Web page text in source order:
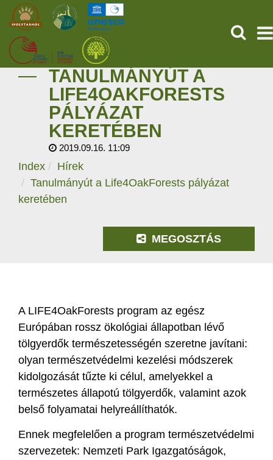
KEZDŐOLDAL
ŐSVILÁGI POMPEJI
SZOLGÁLTATÁSOK
HÍREK
TANULMÁNYÚT A
LIFE4OAKFORESTS
PÁLYÁZAT
KERETÉBEN
2019.09.16. 11:09
Index
Hírek
Tanulmányút a Life4OakForests pályázat
keretében
MEGOSZTÁS
A LIFE4OakForests program az egész
Európában rossz ökológiai állapotban lévő
tölgyerdők termé­szetességén szeretne javítani:
olyan természetvédelmi kezelési módszerek
kidolgozását tűzte ki cé­lul, amelyekkel a
természetes állapotú tölgyerdők, valamint azok
belső folyamatai helyreállíthatók.
Ennek megfelelően a program természetvédelmi
szervezetek: Nemzeti Park Igazgatóságok,